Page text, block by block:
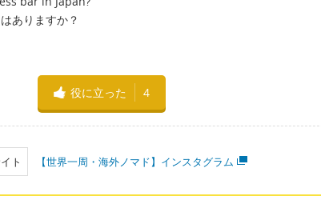
ありますか？
役に立った 4
ト 【世界一周・海外ノマド】インスタグラム